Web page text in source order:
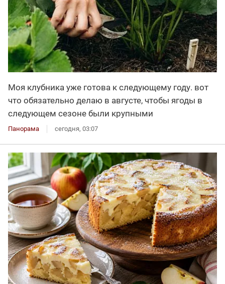
Моя клубника уже готова к следующему году. вот
что обязательно делаю в августе, чтобы ягоды в
следующем сезоне были крупными
Панорама сегодня, 03:07